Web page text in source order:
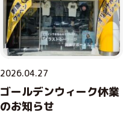
2026.04.27
ゴールデンウィーク休業
のお知らせ